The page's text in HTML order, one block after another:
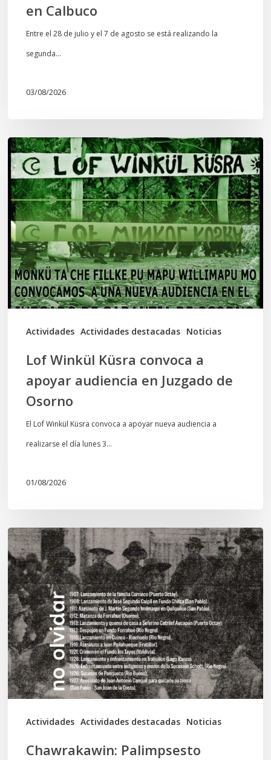
en Calbuco
Entre el 28 de julio y el 7 de agosto se está realizando la
segunda…
03/08/2026
Actividades Actividades destacadas Noticias
Lof
Winkül
Küsra
convoca
a
apoyar
audiencia
en
Juzgado
Lof Winkül Küsra convoca a
apoyar audiencia en Juzgado de
Osorno
El Lof Winkül Küsra convoca a apoyar nueva audiencia a
realizarse el día lunes 3…
01/08/2026
Actividades Actividades destacadas Noticias
Chawrakawin:
Palimpsesto
explora
a
través
del
arte
las
tensiones
documentales
Chawrakawin: Palimpsesto